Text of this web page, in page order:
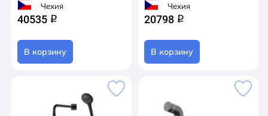
Чехия
40535 q
В корзину
Чехия
20798 q
В корзину